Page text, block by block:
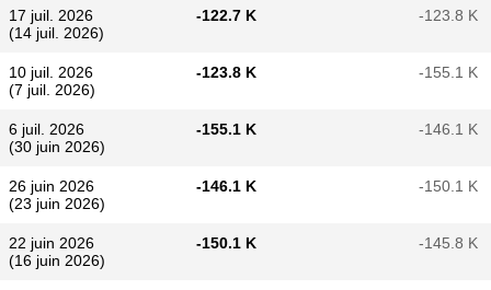
17 juil. 2026
(14 juil. 2026)
-122.7 K -123.8 K
10 juil. 2026
(7 juil. 2026)
-123.8 K -155.1 K
6 juil. 2026
(30 juin 2026)
-155.1 K -146.1 K
26 juin 2026
(23 juin 2026)
-146.1 K -150.1 K
22 juin 2026
(16 juin 2026)
-150.1 K -145.8 K